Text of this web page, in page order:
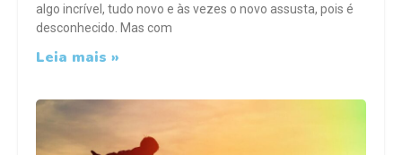
algo incrível, tudo novo e às vezes o novo assusta, pois é
desconhecido. Mas com
Leia mais »